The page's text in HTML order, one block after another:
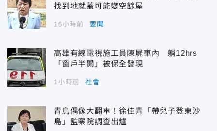
找到地就蓋可能變空餘屋
16小時前 要聞
高雄有線電視施工員陳屍車內 躺12hrs
「窗戶半開」被保全發現
1小時前 社會
青鳥偶像大翻車！徐佳青「帶兒子登東沙
島」監察院調查出爐